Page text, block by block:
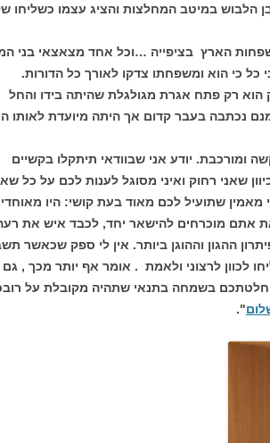
הלבוש במיטב המחלצות והציג עצמו כשליחו
הארץ בציפייה …וכל אחד מצאצאי בני
כל כי הוא ומשפחתו צדקו לאורך כל הדורות.
רק פתח אגרת מגולגלת שהיתה בידו והחל
נכתבה בעבר קדום אך היתה מיועדת לאותו
ומורכבת. יודע אני שבוודאי תיתקלו בקשיים
שאני רחוק ואיני מסוגל לענות לכם על כל
שתועיל לכם מאוד בעת קושי: היו
אתם מוכרחים להישאר יחד, לכבד איש את
ההגון וההוגן ביותר. אין לי ספק שכאשר
לכוון לרצוני ולאמת . אומר אף יותר מכך , גם
החלטתכם בשמחה בתנאי שתהיה מקובלת על
".